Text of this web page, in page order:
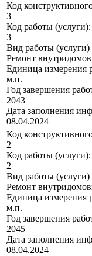
Код
3
Код работы (услуги):
3
Вид работы
Ремонт
Единица измерения
м.п.
Год завершения
2043
Дата заполнения
08.04.2024
Код
2
Код работы (услуги):
2
Вид работы
Ремонт
Единица измерения
м.п.
Год завершения
2045
Дата заполнения
08.04.2024